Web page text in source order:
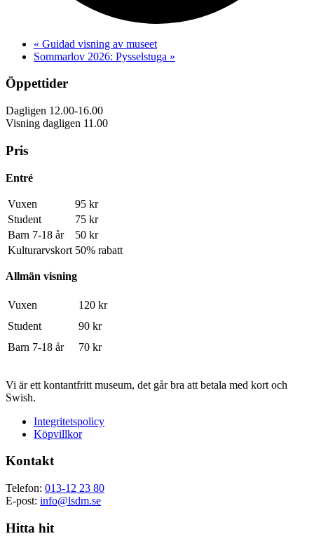
« Guidad visning av museet
Sommarlov 2026: Pysselstuga »
Öppettider
Dagligen 12.00-16.00
Visning dagligen 11.00
Pris
Entré
Vuxen
95 kr
Student
75 kr
Barn 7-18 år
50 kr
Kulturarvskort 50% rabatt
Allmän visning
Vuxen
120 kr
Student
90 kr
Barn 7-18 år
70 kr
Vi är ett kontantfritt museum, det går bra att betala med kort och
Swish.
Integritetspolicy
Köpvillkor
Kontakt
Telefon: 013-12 23 80
E-post: info@lsdm.se
Hitta hit